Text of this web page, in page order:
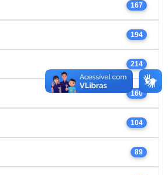
167
194
214
160
104
89